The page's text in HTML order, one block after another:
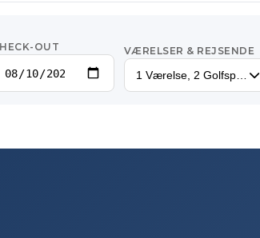
OUT VÆRELSER & REJSENDE
1 Værelse, 2 Golfspillere